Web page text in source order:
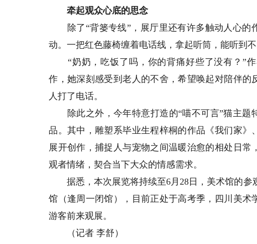
牵起观众心底的思念
除了“背篓专线”，展厅里还有许多触动人心的
动。一把红色藤椅缠着电话线，拿起听筒，能听到
“奶奶，吃饭了吗，你的背痛好些了没有？”作
作，她深刻感受到老人的不舍，希望唤起对陪伴
人打了电话。
除此之外，今年特意打造的“喵不可言”猫主题
品。其中，雕塑系毕业生程梓桐的作品《我们家
展开创作，捕捉人与宠物之间温暖治愈的相处日
观者情绪，契合当下大众的情感需求。
据悉，本次展览将持续至6月28日，美术馆的参
馆（逢周一闭馆），目前正处于高考季，四川美术
游客前来观展。
（记者 李舒）